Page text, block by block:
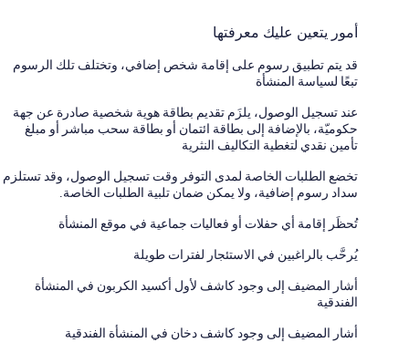
أمور يتعين عليك معرفتها
قد يتم تطبيق رسوم على إقامة شخص إضافي، وتختلف تلك الرسوم
تبعًا لسياسة المنشأة
عند تسجيل الوصول، يلزَم تقديم بطاقة هوية شخصية صادرة عن جهة
حكوميّة، بالإضافة إلى بطاقة ائتمان أو بطاقة سحب مباشر أو مبلغ
تأمين نقدي لتغطية التكاليف النثرية
تخضع الطلبات الخاصة لمدى التوفر وقت تسجيل الوصول، وقد تستلزم
سداد رسوم إضافية، ولا يمكن ضمان تلبية الطلبات الخاصة.
تُحظَر إقامة أي حفلات أو فعاليات جماعية في موقع المنشأة
يُرحَّب بالراغبين في الاستئجار لفترات طويلة
أشار المضيف إلى وجود كاشف لأول أكسيد الكربون في المنشأة
الفندقية
أشار المضيف إلى وجود كاشف دخان في المنشأة الفندقية